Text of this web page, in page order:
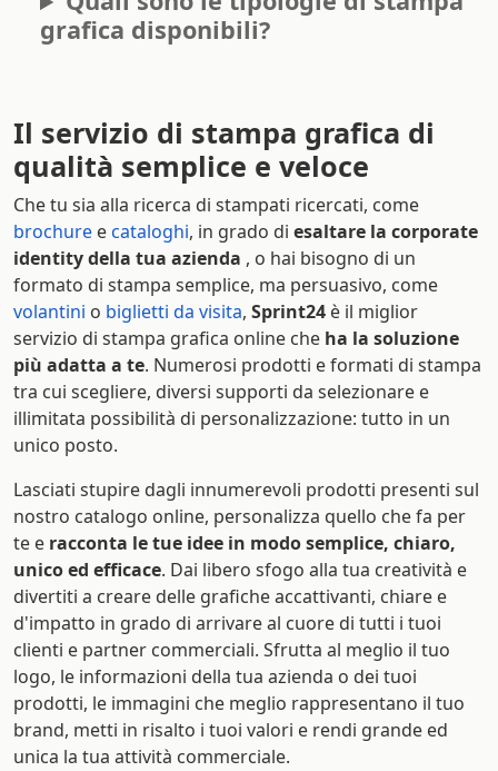
grafica disponibili?
Il servizio di stampa grafica di
qualità semplice e veloce
Che tu sia alla ricerca di stampati ricercati, come
brochure ecataloghi, in grado di esaltare la corporate
identity della tua azienda , o hai bisogno di un
formato di stampa semplice, ma persuasivo, come
volantini o biglietti da visita, Sprint24 è il miglior
servizio di stampa grafica online che ha la soluzione
più adatta a te. Numerosi prodotti e formati di stampa
tra cui scegliere, diversi supporti da selezionare e
illimitata possibilità di personalizzazione: tutto in un
unico posto.
Lasciati stupire dagli innumerevoli prodotti presenti sul
nostro catalogo online, personalizza quello che fa per
te e racconta le tue idee in modo semplice, chiaro,
unico ed efficace. Dai libero sfogo alla tua creatività e
divertiti a creare delle grafiche accattivanti, chiare e
d'impatto in grado di arrivare al cuore di tutti i tuoi
clienti e partner commerciali. Sfrutta al meglio il tuo
logo, le informazioni della tua azienda o dei tuoi
prodotti, le immagini che meglio rappresentano il tuo
brand, metti in risalto i tuoi valori e rendi grande ed
unica la tua attività commerciale.